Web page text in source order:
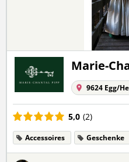
Marie-
9624 Egg/
5,0 (2)
Accessoires Geschenke